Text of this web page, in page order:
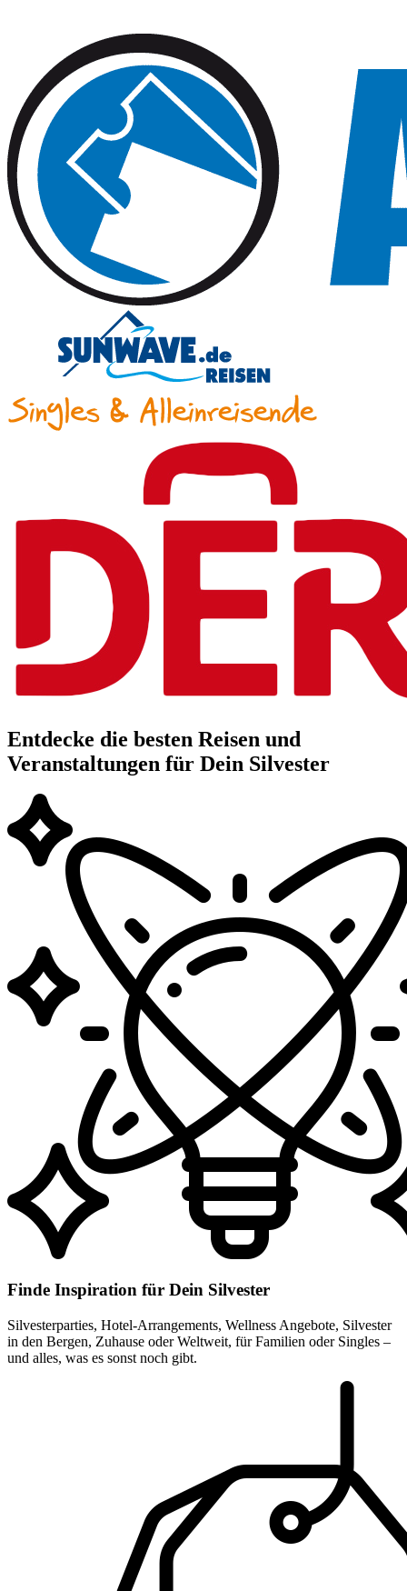
Entdecke die besten Reisen und
Veranstaltungen für Dein Silvester
Finde Inspiration für Dein Silvester
Silvesterparties, Hotel-Arrangements, Wellness Angebote, Silvester
in den Bergen, Zuhause oder Weltweit, für Familien oder Singles –
und alles, was es sonst noch gibt.